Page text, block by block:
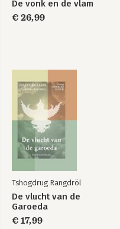
De vonk en de vlam
€ 26,99
Tshogdrug Rangdröl
De vlucht van de
Garoeda
€ 17,99